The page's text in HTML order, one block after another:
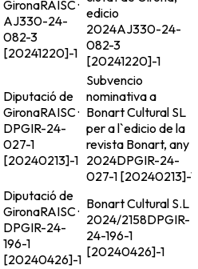
GironaRAISC ·
AJ330-24-
082-3
[20241220]-1
edicio
2024AJ330-24-
082-3
[20241220]-1
Diputació de
GironaRAISC ·
DPGIR-24-
027-1
[20240213]-1
Subvencio
nominativa a
Bonart Cultural SL
per a l`edicio de la
revista Bonart, any
2024DPGIR-24-
027-1 [20240213]-1
Diputació de
GironaRAISC ·
DPGIR-24-
196-1
[20240426]-1
Bonart Cultural S.L
2024/2158DPGIR-
24-196-1
[20240426]-1